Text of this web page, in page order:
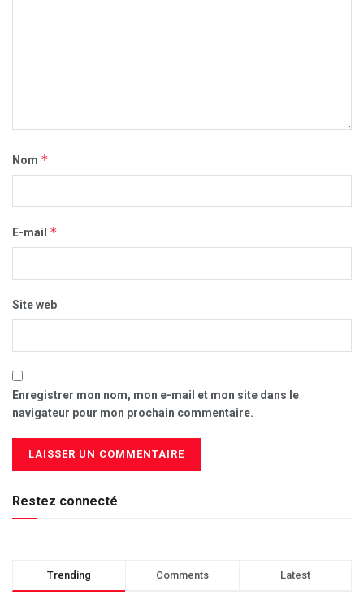
Nom *
E-mail *
Site web
Enregistrer mon nom, mon e-mail et mon site dans le
navigateur pour mon prochain commentaire.
Restez connecté
Trending Comments Latest